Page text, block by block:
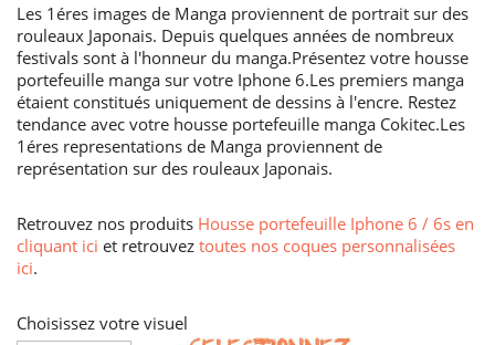
Les 1éres images de Manga proviennent de portrait sur des
rouleaux Japonais. Depuis quelques années de nombreux
festivals sont à l'honneur du manga.Présentez votre housse
portefeuille manga sur votre Iphone 6.Les premiers manga
étaient constitués uniquement de dessins à l'encre. Restez
tendance avec votre housse portefeuille manga Cokitec.Les
1éres representations de Manga proviennent de
représentation sur des rouleaux Japonais.
Retrouvez nos produits Housse portefeuille Iphone 6 / 6s en
cliquant ici et retrouvez toutes nos coques personnalisées
ici.
Choisissez votre visuel